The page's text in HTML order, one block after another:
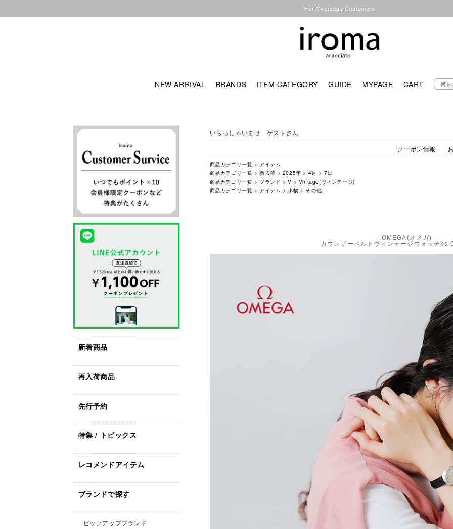
For Overseas Customers
NEW ARRIVAL BRANDS ITEM CATEGORY GUIDE MYPAGE CART
新着商品
再入荷商品
先行予約
特集 / トピックス
レコメンドアイテム
ブランドで探す
ピックアップブランド
いらっしゃいませ ゲストさん
クーポン情報
商品カテゴリ一覧 > アイテム
商品カテゴリ一覧 >新入荷 > 2025年 > 4月 > 7日
商品カテゴリ一覧 > ブランド >V > Vintage(ヴィンテージ)
商品カテゴリ一覧 > アイテム >小物 > その他
OMEGA(オメガ)
カウレザーベルトヴィンテージウォッチ